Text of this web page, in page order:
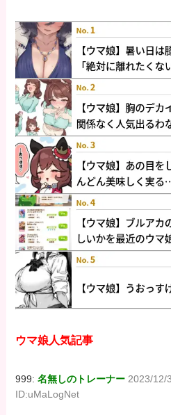
ウマ娘人気記事
999:名無しのトレーナー 2023/12/
ID:uMaLogNet